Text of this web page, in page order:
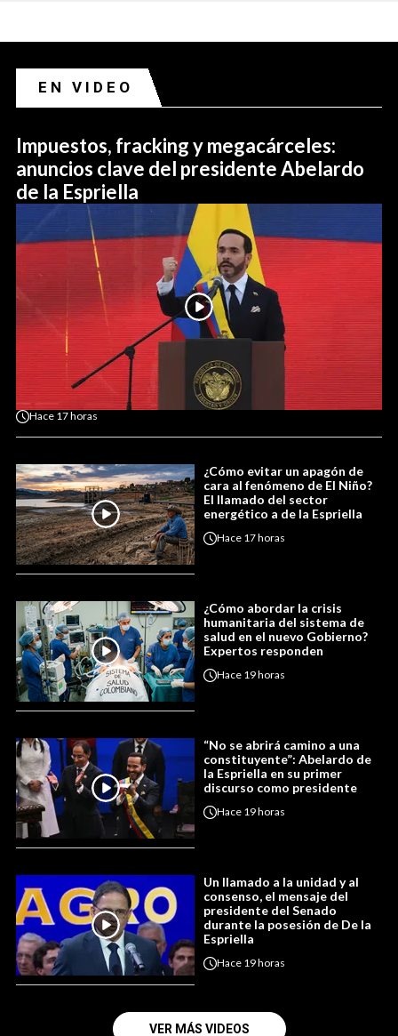
EN VIDEO
Impuestos, fracking y megacárceles:
anuncios clave del presidente Abelardo
de la Espriella
Hace 17 horas
¿Cómo evitar un apagón de
cara al fenómeno de El Niño?
El llamado del sector
energético a de la Espriella
Hace 17 horas
¿Cómo abordar la crisis
humanitaria del sistema de
salud en el nuevo Gobierno?
Expertos responden
Hace 19 horas
“No se abrirá camino a una
constituyente”: Abelardo de
la Espriella en su primer
discurso como presidente
Hace 19 horas
Un llamado a la unidad y al
consenso, el mensaje del
presidente del Senado
durante la posesión de De la
Espriella
Hace 19 horas
VER MÁS VIDEOS